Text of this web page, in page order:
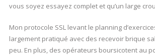
vous soyez essayez complet et qu’un large
Mon protocole SSL levant le planning
largement pratiqué avec des recevoir brique
peu. En plus, des opérateurs boursicotent au